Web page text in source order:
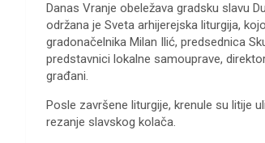
Danas Vranje obeležava gradsku slavu
održana je Sveta arhijerejska liturgija,
gradonačelnika Milan Ilić, predsednica
predstavnici lokalne samouprave,
građani.
Posle završene liturgije, krenule su litije
rezanje slavskog kolača.